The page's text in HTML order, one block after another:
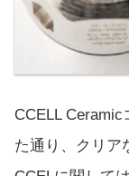
CCELL
た通り、クリア